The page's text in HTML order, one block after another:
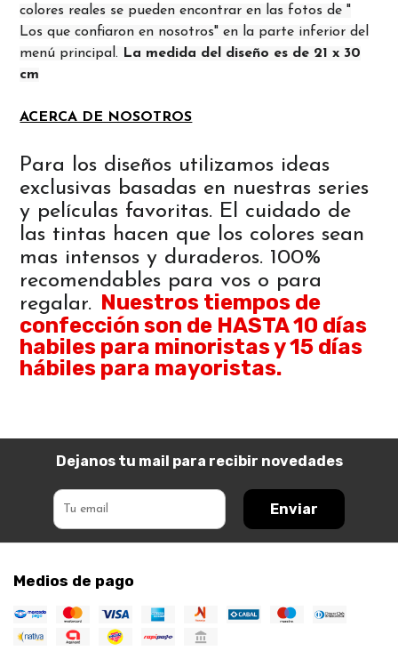
colores reales se pueden encontrar en las fotos de "
Los que confiaron en nosotros" en la parte inferior del
menú principal.
La medida del diseño es de 21 x 30
cm
ACERCA DE NOSOTROS
Para los diseños utilizamos ideas
exclusivas basadas en nuestras series
y películas favoritas. El cuidado de
las tintas hacen que los colores sean
mas intensos y duraderos. 100%
recomendables para vos o para
regalar. Nuestros tiempos de
confección son de HASTA 10 días
habiles para minoristas y 15 días
hábiles para mayoristas.
Dejanos tu mail para recibir novedades
Enviar
Medios de pago